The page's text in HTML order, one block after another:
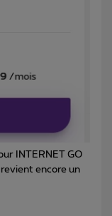
INTERNET GO
revient encore un